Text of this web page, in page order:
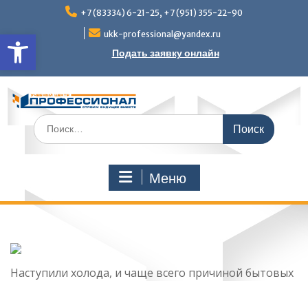
Открыть панель
содержимому
+7 (83334) 6-21-25, +7 (951) 355-22-90
ukk-professional@yandex.ru
Подать заявку онлайн
Поиск
по:
Меню
Наступили холода, и чаще всего причиной бытовых